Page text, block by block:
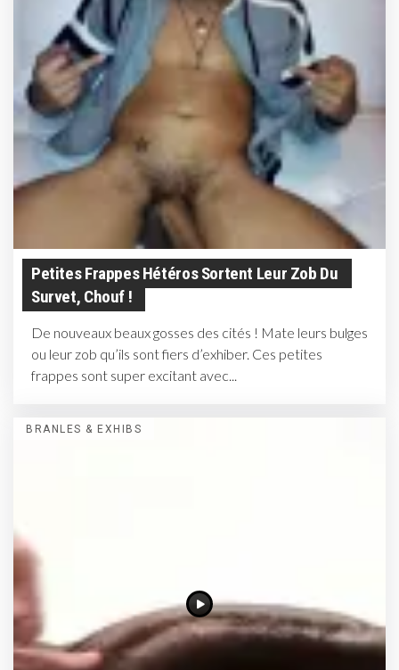
Petites Frappes Hétéros Sortent Leur Zob Du
Survet, Chouf !
De nouveaux beaux gosses des cités ! Mate leurs bulges
ou leur zob qu’ils sont fiers d’exhiber. Ces petites
frappes sont super excitant avec...
BRANLES & EXHIBS